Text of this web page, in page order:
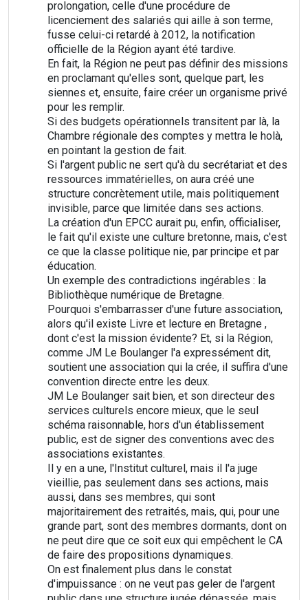
prolongation, celle d'une procédure de
licenciement des salariés qui aille à son terme,
fusse celui-ci retardé à 2012, la notification
officielle de la Région ayant été tardive.
En fait, la Région ne peut pas définir des missions
en proclamant qu'elles sont, quelque part, les
siennes et, ensuite, faire créer un organisme privé
pour les remplir.
Si des budgets opérationnels transitent par là, la
Chambre régionale des comptes y mettra le holà,
en pointant la gestion de fait.
Si l'argent public ne sert qu'à du secrétariat et des
ressources immatérielles, on aura créé une
structure concrètement utile, mais politiquement
invisible, parce que limitée dans ses actions.
La création d'un EPCC aurait pu, enfin, officialiser,
le fait qu'il existe une culture bretonne, mais, c'est
ce que la classe politique nie, par principe et par
éducation.
Un exemple des contradictions ingérables : la
Bibliothèque numérique de Bretagne.
Pourquoi s'embarrasser d'une future association,
alors qu'il existe Livre et lecture en Bretagne ,
dont c'est la mission évidente? Et, si la Région,
comme JM Le Boulanger l'a expressément dit,
soutient une association qui la crée, il suffira d'une
convention directe entre les deux.
JM Le Boulanger sait bien, et son directeur des
services culturels encore mieux, que le seul
schéma raisonnable, hors d'un établissement
public, est de signer des conventions avec des
associations existantes.
Il y en a une, l'Institut culturel, mais il l'a juge
vieillie, pas seulement dans ses actions, mais
aussi, dans ses membres, qui sont
majoritairement des retraités, mais, qui, pour une
grande part, sont des membres dormants, dont on
ne peut dire que ce soit eux qui empêchent le CA
de faire des propositions dynamiques.
On est finalement plus dans le constat
d'impuissance : on ne veut pas geler de l'argent